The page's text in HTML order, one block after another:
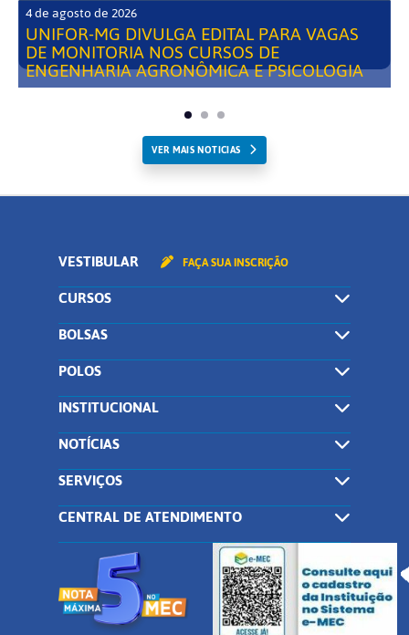
4 de agosto de 2026
UNIFOR-MG DIVULGA EDITAL PARA VAGAS
DE MONITORIA NOS CURSOS DE
ENGENHARIA AGRONÔMICA E PSICOLOGIA
VER MAIS NOTICIAS
VESTIBULAR FAÇA SUA INSCRIÇÃO
CURSOS
BOLSAS
POLOS
INSTITUCIONAL
NOTÍCIAS
SERVIÇOS
CENTRAL DE ATENDIMENTO